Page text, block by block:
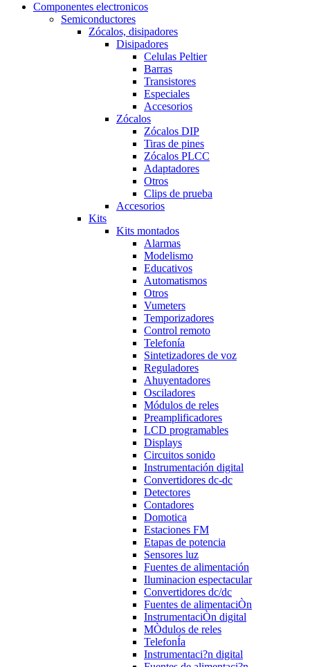
Componentes electronicos
Semiconductores
Zócalos, disipadores
Disipadores
Celulas Peltier
Barras
Transistores
Especiales
Accesorios
Zócalos
Zócalos DIP
Tiras de pines
Zócalos PLCC
Adaptadores
Otros
Clips de prueba
Accesorios
Kits
Kits montados
Alarmas
Modelismo
Educativos
Automatismos
Otros
Vumeters
Temporizadores
Control remoto
Telefonía
Sintetizadores de voz
Reguladores
Ahuyentadores
Osciladores
Módulos de reles
Preamplificadores
LCD programables
Displays
Circuitos sonido
Instrumentación digital
Convertidores dc-dc
Detectores
Contadores
Domotica
Estaciones FM
Etapas de potencia
Sensores luz
Fuentes de alimentación
Iluminacion espectacular
Convertidores dc/dc
Fuentes de alimentaciÒn
InstrumentaciÒn digital
MÒdulos de reles
TelefonÍa
Instrumentaci?n digital